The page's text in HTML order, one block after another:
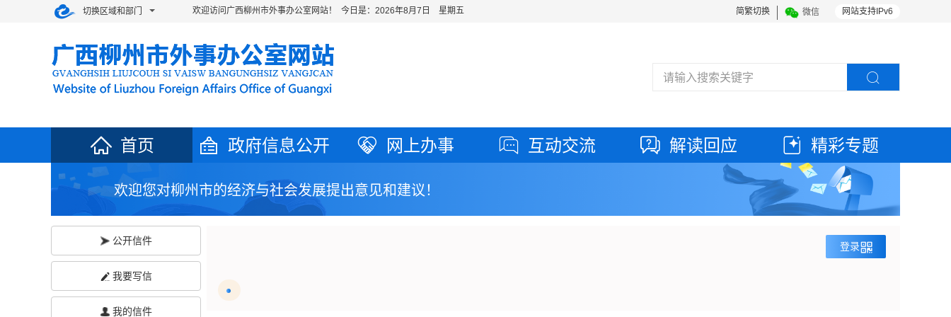
切换区域和部门 网站支持IPv6
简繁切换 微信
欢迎访问广西柳州市外事办公室网站！ 今日是： 2026年8月7日 星期五
首页 政府信息公开 网上办事 互动交流 解读回应 精彩专题
欢迎您对柳州市的经济与社会发展提出意见和建议！
公开信件
我要写信
我的信件
登录